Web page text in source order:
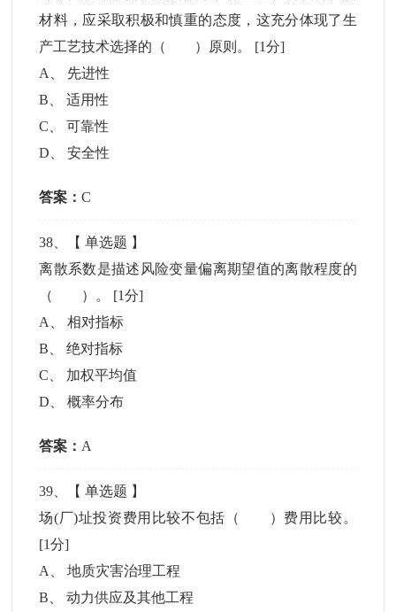
材料，应采取积极和慎重的态度，这充分体现了生
产工艺技术选择的（ ）原则。 [1分]
A
先进性
B 、适用性
C 、可靠性
D 、安全性
答案：C
38 、【单选题 】
离散系数是描述风险变量偏离期望值的离散程度的
（ ）。 [1分]
A
、相对指标
B 、绝对指标
C
加权平均值
D 、概率分布
答案： A
39 、【单选题 】
场(厂)址投资费用比较不包括（ ）费用比较。
[1分]
A
、地质灾害治理工程
B 、动力供应及其他工程